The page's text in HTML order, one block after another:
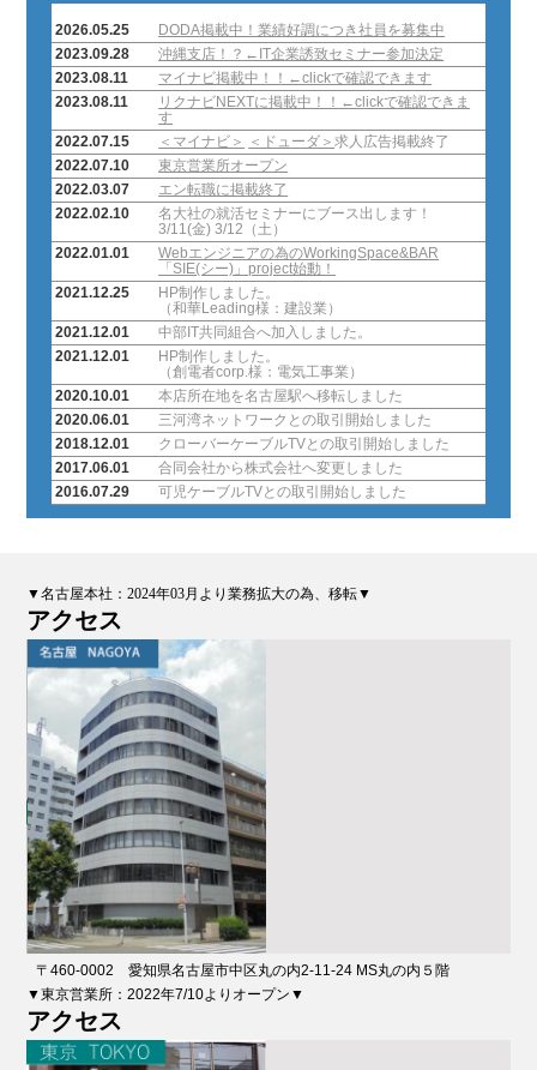
2026.05.25
DODA掲載中！業績好調につき社員を募集中
2023.09.28
沖縄支店！？←IT企業誘致セミナー参加決定
2023.08.11
マイナビ掲載中！！←clickで確認できます
2023.08.11
リクナビNEXTに掲載中！！←clickで確認できま
す
2022.07.15
＜マイナビ＞ ＜ドューダ＞求人広告掲載終了
2022.07.10
東京営業所オープン
2022.03.07
エン転職に掲載終了
2022.02.10
名大社の就活セミナーにブース出します！
3/11(金) 3/12（土）
2022.01.01
Webエンジニアの為のWorkingSpace&BAR
「SIE(シー)」project始動！
2021.12.25
HP制作しました。
（和華Leading様：建設業）
2021.12.01
中部IT共同組合へ加入しました。
2021.12.01
HP制作しました。
（創電者corp.様：電気工事業）
2020.10.01
本店所在地を名古屋駅へ移転しました
2020.06.01
三河湾ネットワークとの取引開始しました
2018.12.01
クローバーケーブルTVとの取引開始しました
2017.06.01
合同会社から株式会社へ変更しました
2016.07.29
可児ケーブルTVとの取引開始しました
▼名古屋本社：2024年03月より業務拡大の為、移転▼
アクセス
〒460-0002 愛知県名古屋市中区丸の内2-11-24 MS丸の内５階
▼東京営業所：2022年7/10よりオープン▼
アクセス